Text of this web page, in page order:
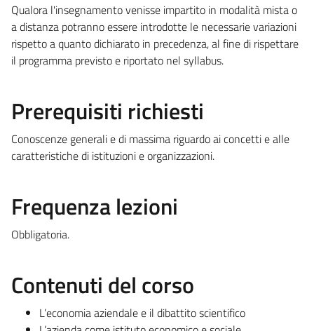
Qualora l'insegnamento venisse impartito in modalità mista o
a distanza potranno essere introdotte le necessarie variazioni
rispetto a quanto dichiarato in precedenza, al fine di rispettare
il programma previsto e riportato nel syllabus.
Prerequisiti richiesti
Conoscenze generali e di massima riguardo ai concetti e alle
caratteristiche di istituzioni e organizzazioni.
Frequenza lezioni
Obbligatoria.
Contenuti del corso
L’economia aziendale e il dibattito scientifico